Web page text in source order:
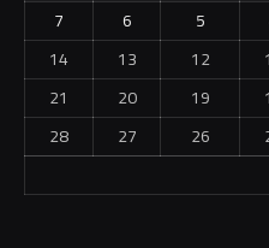
5
6
7
12
13
14
19
20
21
26
27
28